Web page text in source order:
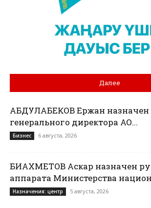
Далее
АБДУЛАБЕКОВ Ержан назначен
генерального директора АО...
Бизнес 6 августа, 2026
БИАХМЕТОВ Аскар назначен
аппарата Министерства
Назначения: центр 5 августа, 2026